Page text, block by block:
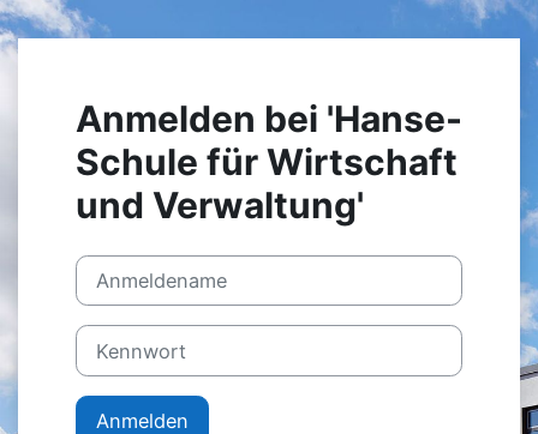
Zum Hauptinhalt
Anmelden bei 'Hanse-
Schule für Wirtschaft
und Verwaltung'
Anmeldename
Kennwort
Anmelden